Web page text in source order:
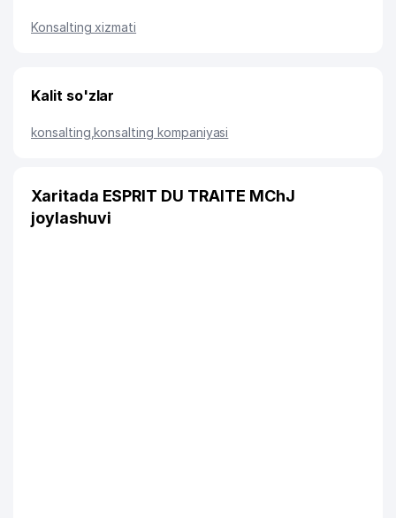
Konsalting xizmati
Kalit so'zlar
konsalting ,konsalting kompaniyasi
Xaritada ESPRIT DU TRAITE MChJ
joylashuvi